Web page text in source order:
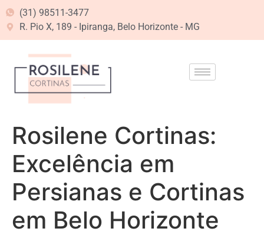
(31) 98511-3477
R. Pio X, 189 - Ipiranga, Belo Horizonte - MG
Rosilene Cortinas:
Excelência em
Persianas e Cortinas
em Belo Horizonte